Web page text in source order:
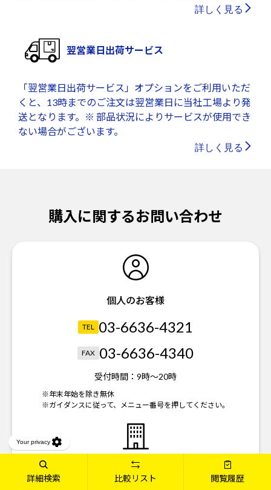
詳しく見る
翌営業日出荷サービス
「翌営業日出荷サービス」オプションをご利用いただ
くと、13時までのご注文は翌営業日に当社工場より発
送となります。※ 部品状況によりサービスが使用でき
ない場合がございます。
詳しく見る
購入に関するお問い合わせ
個人のお客様
TEL 03-6636-4321
FAX 03-6636-4340
受付時間： 9時～20時
※年末年始を除き無休
※ガイダンスに従って、メニュー番号を押してください。
法人のお客様
詳細検索 比較リスト 閲覧履歴